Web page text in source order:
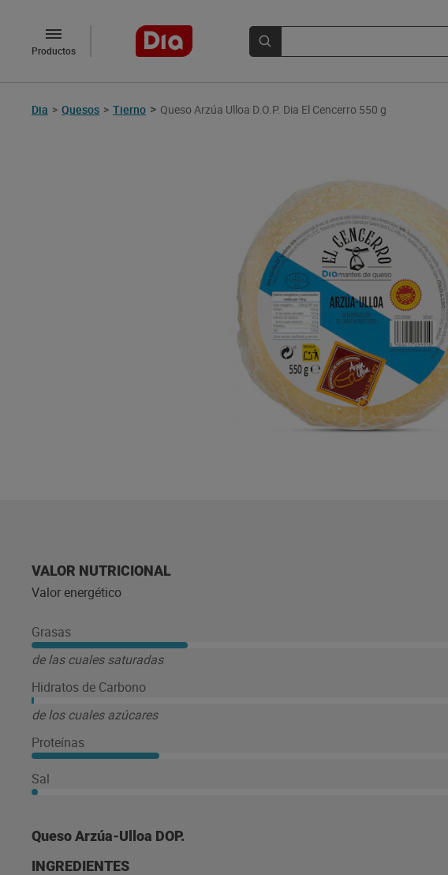
Productos
Dia > Quesos > Tierno > Queso Arzúa Ulloa D.O.P. Dia El Cencerro 550 g
VALOR NUTRICIONAL
Valor energético
Grasas
de las cuales saturadas
Hidratos de Carbono
de los cuales azúcares
Proteínas
Sal
Queso Arzúa-Ulloa DOP.
INGREDIENTES